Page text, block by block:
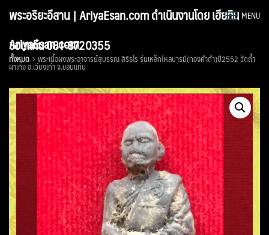
พระอริยะอีสาน | AriyaEsan.com ดำเนินงานโดย เฮียทิน
ขอนแก่น 081-8720355
MENU
AriyaEsan.com
ทั้งหมด พระเนื้อผงพระอาจารย์สุบรรณ สิริธโร รุ่นเหล็กไหลบารมี(ทองคำดำ)ปี2552 วัดถ้ำ
ผาเกิ้ง อ.เวียงเก่า จ.ขอนแก่น